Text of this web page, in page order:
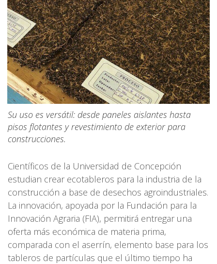
Su uso es versátil: desde paneles aislantes hasta
pisos flotantes y revestimiento de exterior para
construcciones.
Científicos de la Universidad de Concepción
estudian crear ecotableros para la industria de la
construcción a base de desechos agroindustriales.
La innovación, apoyada por la Fundación para la
Innovación Agraria (FIA), permitirá entregar una
oferta más económica de materia prima,
comparada con el aserrín, elemento base para los
tableros de partículas que el último tiempo ha